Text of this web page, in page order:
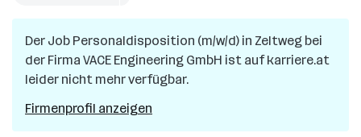
Der Job Personaldisposition (m/w/d) in Zeltweg bei
der Firma VACE Engineering GmbH ist auf karriere.at
leider nicht mehr verfügbar.
Firmenprofil anzeigen